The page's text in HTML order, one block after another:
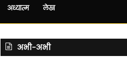
अध्यात्म लेख
अभी-अभी